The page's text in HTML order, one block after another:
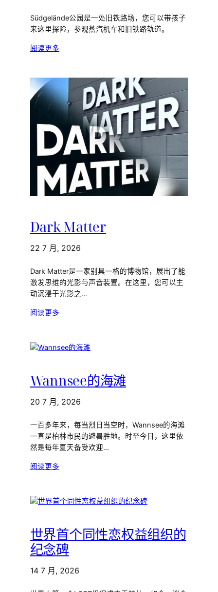
Südgelände公园是一处旧铁路场，您可以带孩子
来这里探险，参观蒸汽机车和旧铁路轨道。
阅读更多
Dark Matter
22 7 月, 2026
Dark Matter是一家别具一格的博物馆，展出了能
激发思维的光影与声音装置。在这里，您可以主
动沉浸于光影之…
阅读更多
Wannsee的海滩
20 7 月, 2026
一百多年来，每当烈日当空时，Wannsee的海滩
一直是柏林市民的避暑胜地。时至今日，这里依
然是每年夏天备受欢迎…
阅读更多
世界首个同性恋权益组织的
纪念碑
14 7 月, 2026